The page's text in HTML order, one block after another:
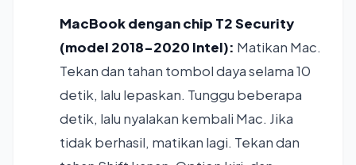
MacBook dengan chip T2 Security
(model 2018-2020 Intel): Matikan Mac.
Tekan dan tahan tombol daya selama 10
detik, lalu lepaskan. Tunggu beberapa
detik, lalu nyalakan kembali Mac. Jika
tidak berhasil, matikan lagi. Tekan dan